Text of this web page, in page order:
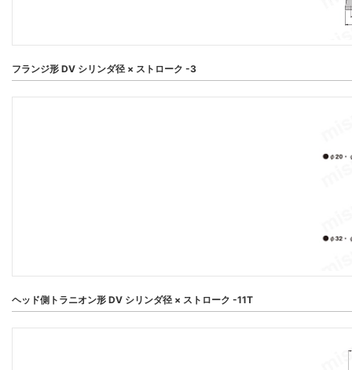
フランジ形 DV シリンダ径 × ストローク -3
ヘッド側トラニオン形 DV シリンダ径 × ストローク -11T